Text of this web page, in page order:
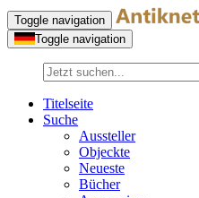
Toggle navigation
Toggle navigation
Titelseite
Suche
Aussteller
Objeckte
Neueste
Bücher